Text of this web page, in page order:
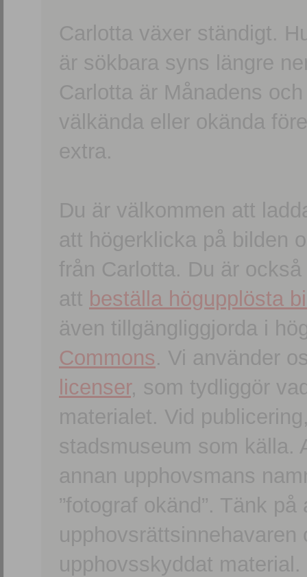
Carlotta växer ständigt.
är sökbara syns längre
Carlotta är Månadens
välkända eller okända
extra.
Du är välkommen att
att högerklicka på bilden
från Carlotta. Du är
att beställa högupplösta
även tillgängliggjorda i
Commons. Vi använder
licenser, som tydliggör
materialet. Vid
stadsmuseum som källa.
annan upphovsmans
”fotograf okänd”. Tänk
upphovsskyddat material.